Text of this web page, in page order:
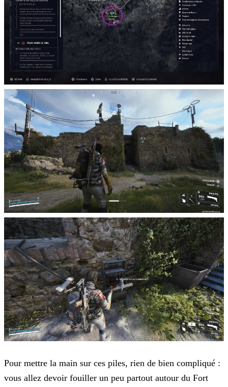
Pour mettre la main sur ces piles, rien de bien compliqué :
vous allez devoir fouiller un peu partout autour du Fort